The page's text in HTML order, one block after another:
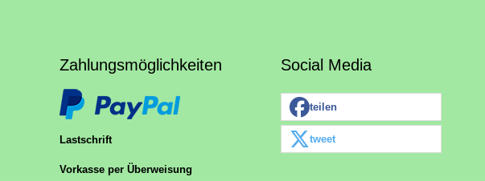
Zahlungsmöglichkeiten
Lastschrift
Vorkasse per Überweisung
Social Media
teilen
tweet